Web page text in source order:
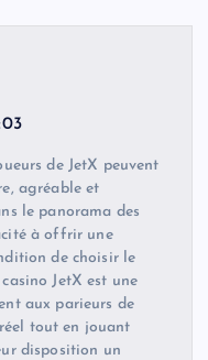
de JetX peuvent
agréable et
le panorama des
à offrir une
de choisir le
JetX est une
aux parieurs de
tout en jouant
disposition un